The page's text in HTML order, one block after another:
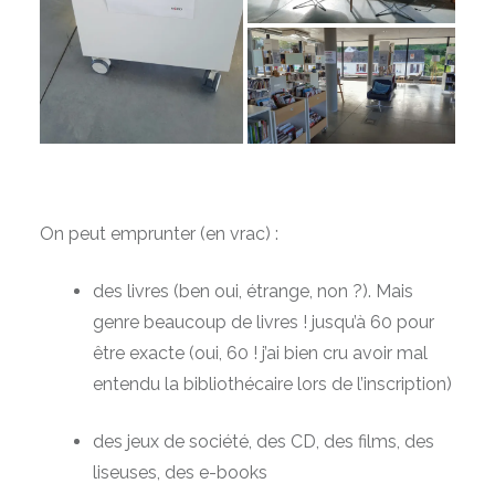
On peut emprunter (en vrac) :
des livres (ben oui, étrange, non ?). Mais
genre beaucoup de livres ! jusqu’à 60 pour
être exacte (oui, 60 ! j’ai bien cru avoir mal
entendu la bibliothécaire lors de l’inscription)
des jeux de société, des CD, des films, des
liseuses, des e-books